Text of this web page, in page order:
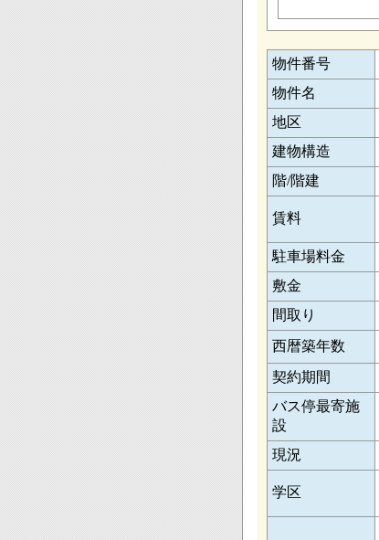
物件番号
物件名
地区
建物構造
階/階建
賃料
駐車場料金
敷金
間取り
西暦築年数
契約期間
バス停最寄施
設
現況
学区